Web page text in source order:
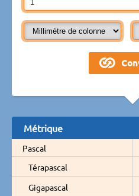
Métrique
Pascal
Térapascal
Gigapascal